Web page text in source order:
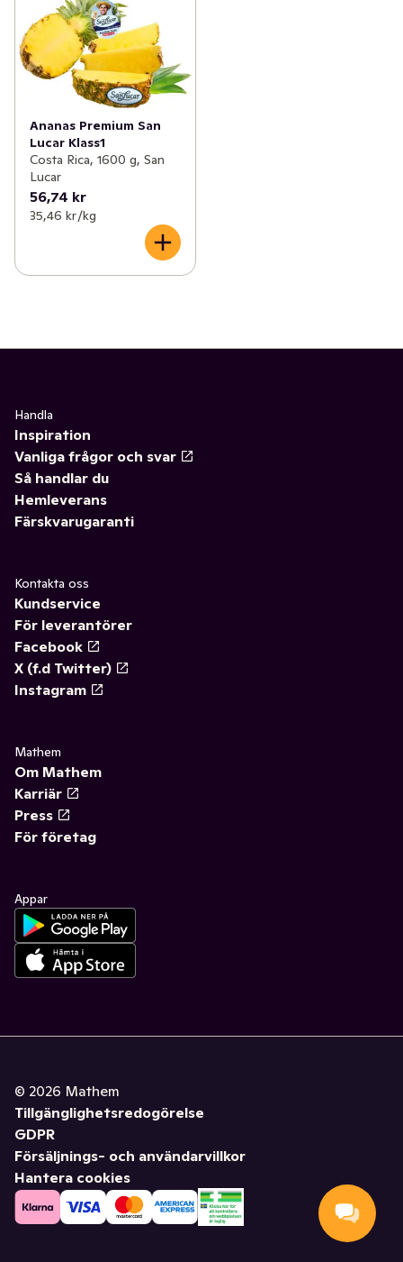
Ananas Premium San
Lucar Klass1
Costa Rica, 1600 g, San
Lucar
56,74 kr
35,46 kr /kg
Handla
Inspiration
Vanliga frågor och svar
Så handlar du
Hemleverans
Färskvarugaranti
Kontakta oss
Kundservice
För leverantörer
Facebook
X (f.d Twitter)
Instagram
Mathem
Om Mathem
Karriär
Press
För företag
Appar
© 2026 Mathem
Tillgänglighetsredogörelse
GDPR
Försäljnings- och användarvillkor
Hantera cookies